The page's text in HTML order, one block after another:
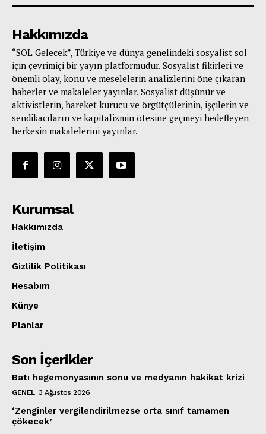
Hakkımızda
“SOL Gelecek”, Türkiye ve dünya genelindeki sosyalist sol
için çevrimiçi bir yayın platformudur. Sosyalist fikirleri ve
önemli olay, konu ve meselelerin analizlerini öne çıkaran
haberler ve makaleler yayınlar. Sosyalist düşünür ve
aktivistlerin, hareket kurucu ve örgütçülerinin, işçilerin ve
sendikacıların ve kapitalizmin ötesine geçmeyi hedefleyen
herkesin makalelerini yayınlar.
Kurumsal
Hakkımızda
İletişim
Gizlilik Politikası
Hesabım
Künye
Planlar
Son İçerikler
Batı hegemonyasının sonu ve medyanın hakikat krizi
GENEL 3 Ağustos 2026
‘Zenginler vergilendirilmezse orta sınıf tamamen
çökecek’